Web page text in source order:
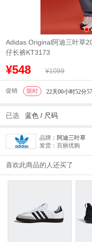
Adidas Original阿迪三叶草
仔长裤KT3173
¥548 ¥1099
促销 限时 22天00小时52分
已选 蓝色 / 尺码
品牌： 阿迪三叶草
发货：百丽优购
喜欢此商品的人还买了